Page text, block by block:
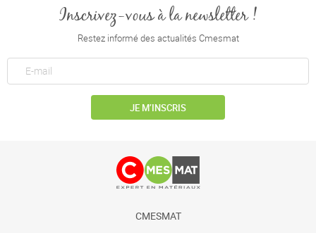
Inscrivez-vous à la newsletter !
Restez informé des actualités Cmesmat
JE M’INSCRIS
CMESMAT